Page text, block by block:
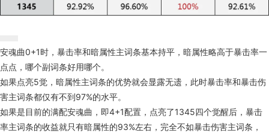
安魂曲0+1时，暴击率和暗属性主词条基本持平，暗属性略高于暴击率一
点点，哪个副词条好用哪个。
如果点亮5觉，暗属性主词条的优势就会显露无遗，此时暴击率和暴击伤
害主词条都仅有不到97%的水平。
如果是目前的满配安魂曲，即4+1配置，点亮了1345四个觉醒后，暴击
率主词条的收益就只有暗属性的93%左右，完全不如暴击伤害主词条，